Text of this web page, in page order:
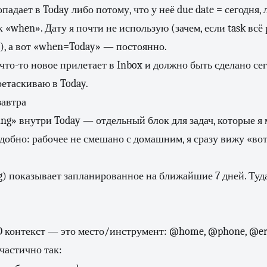
в Today либо потому, что у неё due date = сегодня,
«when». Дату я почти не использую (зачем, если task всё
а вот «when=Today» — постоянно.
то новое прилетает в Inbox и должно быть сделано
в Today.
внутри Today — отдельный блок для задач, которые я
рабочее не смешано с домашним, я сразу вижу
показывает запланированное на ближайшие 7 дней.
контекст — это место/инструмент: @home, @phone,
так: